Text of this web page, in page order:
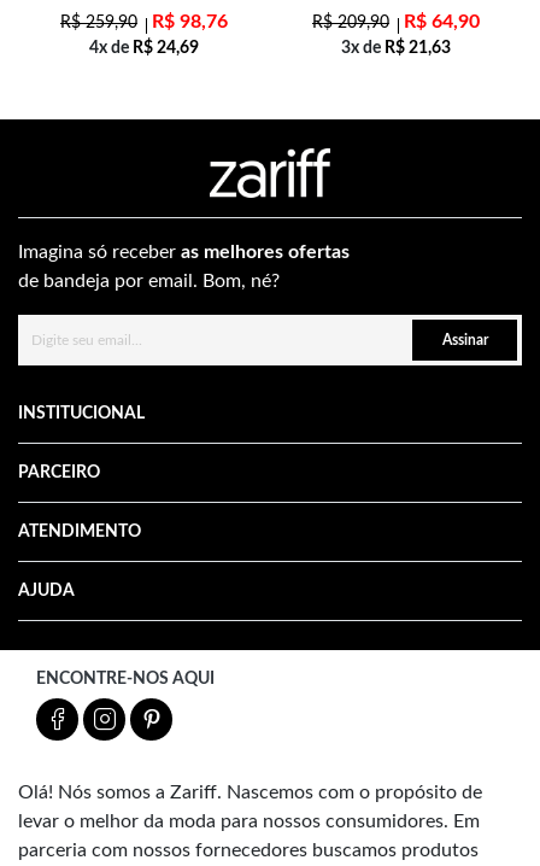
R$259,90 R$ 98,76
4x de R$ 24,69
R$209,90 R$ 64,90
3x de R$ 21,63
Imagina só receber as melhores ofertas
de bandeja por email. Bom, né?
Assinar
INSTITUCIONAL
PARCEIRO
ATENDIMENTO
AJUDA
ENCONTRE-NOS AQUI
Olá! Nós somos a Zariff. Nascemos com o propósito de
levar o melhor da moda para nossos consumidores. Em
parceria com nossos fornecedores buscamos produtos